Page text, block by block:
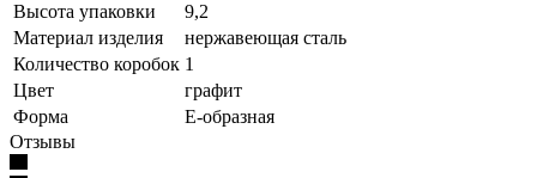
Высота упаковки
9,2
Материал изделия
нержавеющая сталь
Количество коробок 1
Цвет
графит
Форма
Е-образная
Отзывы